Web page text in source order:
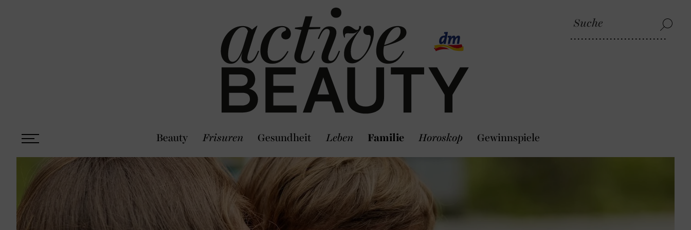
Beauty Frisuren Gesundheit Leben Familie Horoskop Gewinnspiele